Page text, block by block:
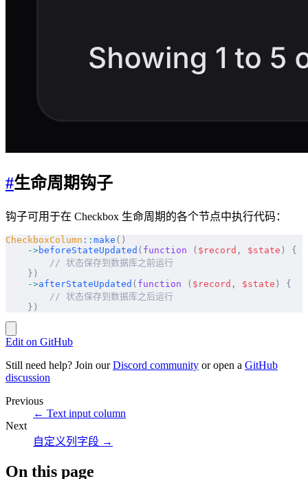
#生命周期钩子
钩子可用于在 Checkbox 生命周期的各个节点中执行代码：
CheckboxColumn :: make ()
    ->
beforeStateUpdated ( function ( $ record , $state )
{
        // 状态保存到数据库之前运行
    })
    ->
afterStateUpdated ( function ( $ record , $state )
{
        // 状态保存到数据库之后运行
    })
Edit on GitHub
Still need help? Join ourDiscord community or open a GitHub
discussion
Previous
← Text input column
Next
自定义列字段 →
On this page